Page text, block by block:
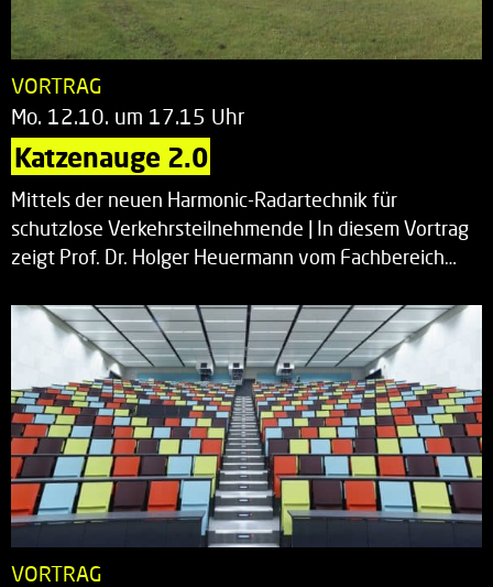
VORTRAG
Mo. 12.10. um 17.15 Uhr
Katzenauge 2.0
Mittels der neuen Harmonic-Radartechnik für
schutzlose Verkehrsteilnehmende | In diesem Vortrag
zeigt Prof. Dr. Holger Heuermann vom Fachbereich…
VORTRAG